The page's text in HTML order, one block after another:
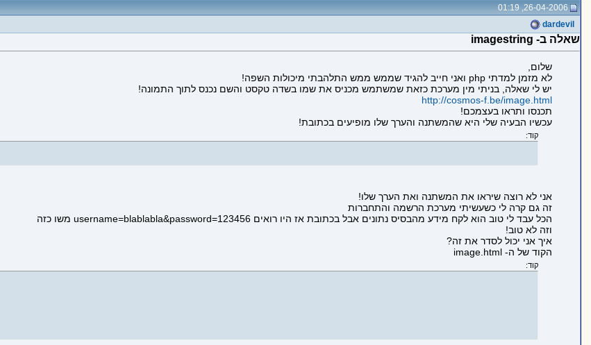
26-04-2006, 01:19
dardevil
שאלה ב- imagestring
שלום,
לא מזמן למדתי php ואני חייב להגיד שממש ממש התלהבתי מיכולות השפה!
יש לי שאלה, בניתי מין מערכת כזאת שמשתמש מכניס את שמו בשדה טקסט והשם נכנס לתוך התמונה!
http://cosmos-f.be/image.html
תכנסו ותראו בעצמכם!
עכשיו הבעיה שלי היא שהמשתנה והערך שלו מופיעים בכתובת!
קוד:
אני לא רוצה שיראו את המשתנה ואת הערך שלו!
זה גם קרה לי כשעשיתי מערכת הרשמה והתחברות
הכל עבד לי טוב הוא לקח מידע מהבסיס נתונים אבל בכתובת אז היו רואים username=blablabla&password=123456 משו כזה
וזה לא טוב!
איך אני יכול לסדר את זה?
הקוד של ה- image.html
קוד: